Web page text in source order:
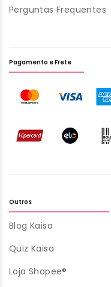
Perguntas Frequentes
Outros
Blog Kaisa
Quiz Kaisa
Loja Shopee®
Pagamento e Frete